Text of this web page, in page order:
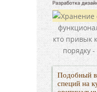
Подобный
специй на